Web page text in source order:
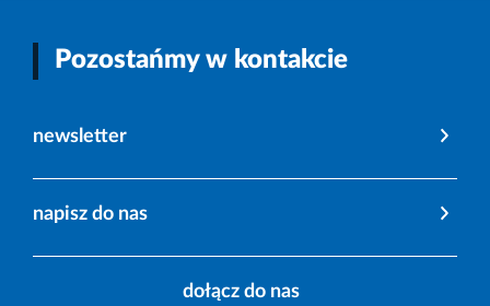
Pozostańmy w kontakcie
newsletter
napisz do nas
dołącz do nas